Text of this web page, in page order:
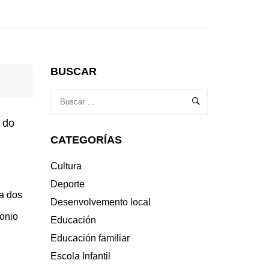
do
dos
BUSCAR
CATEGORÍAS
Cultura
Deporte
Desenvolvemento local
Educación
Educación familiar
Escola Infantil